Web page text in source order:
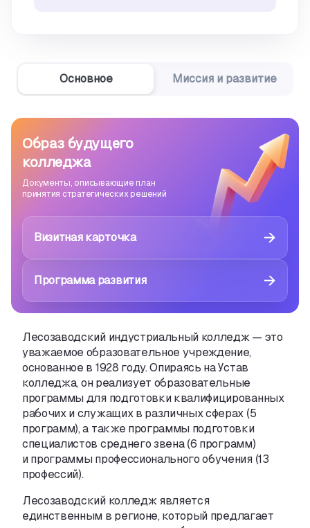
Основное Миссия и развитие
Образ будущего
колледжа
Документы, описывающие план
принятия стратегических решений
Визитная карточка
Программа развития
Лесозаводский индустриальный колледж — это
уважаемое образовательное учреждение,
основанное в 1928 году. Опираясь на Устав
колледжа, он реализует образовательные
программы для подготовки квалифицированных
рабочих и служащих в различных сферах (5
программ), а также программы подготовки
специалистов среднего звена (6 программ)
и программы профессионального обучения (13
профессий).
Лесозаводский колледж является
единственным в регионе, который предлагает